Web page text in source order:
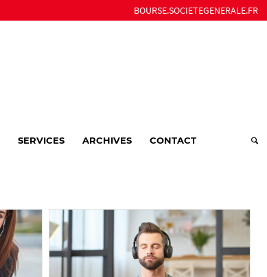
BOURSE.SOCIETEGENERALE.FR
SERVICES ARCHIVES CONTACT